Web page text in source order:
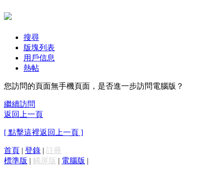
搜尋
版塊列表
用戶信息
熱帖
您訪問的頁面無手機頁面，是否進一步訪問電腦版？
繼續訪問
返回上一頁
[ 點擊這裡返回上一頁 ]
首頁 | 登錄 | 註冊
標準版 | 觸屏版 | 電腦版 |